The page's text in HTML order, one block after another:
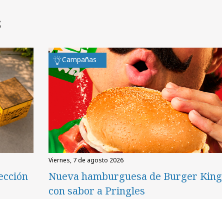
Campañas
viernes, 7 de agosto 2026
Nueva hamburguesa de Burger King
con sabor a Pringles